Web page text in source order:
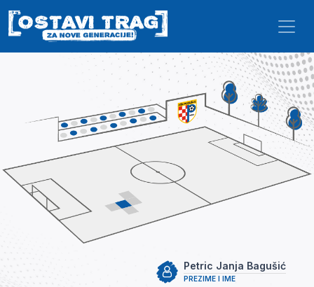
Skip to main content
PREZIME I IME
Petric Janja Bagušić